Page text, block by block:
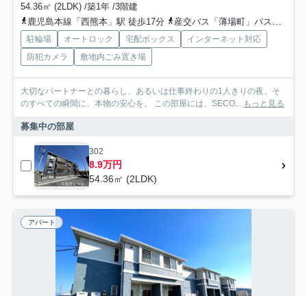
54.36㎡ (2LDK) /築1年 /3階建
鹿児島本線「西熊本」駅 徒歩17分
産交バス「薄場町」バス停下車 徒歩1分
駐輪場 オートロック 宅配ボックス
インターネット対応
防犯カメラ
敷地内ごみ置き場
大切なパートナーとの暮らし、あるいは仕事終わりの1人きりの夜。そ
のすべての瞬間に、本物の安心を。 この部屋には、SECO... もっと見る
募集中の部屋
302
8.9万円
54.36㎡ (2LDK)
アパート